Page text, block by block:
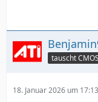
18. Januar 2026 um 17:13